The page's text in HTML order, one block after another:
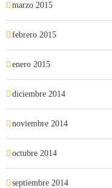
marzo 2015
febrero 2015
enero 2015
diciembre 2014
noviembre 2014
octubre 2014
septiembre 2014